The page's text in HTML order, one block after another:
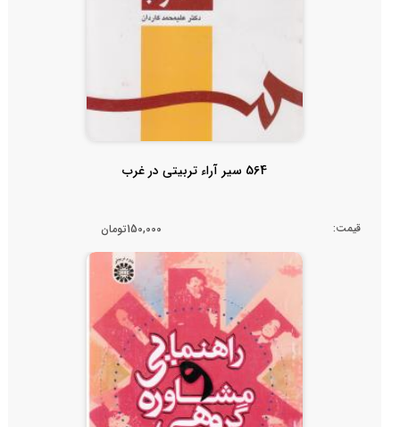
564 سیر آراء تربیتی در غرب
قیمت: 150,000تومان